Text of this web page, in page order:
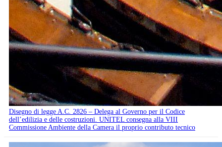
Disegno di legge A.C. 2826 – Delega al Governo per il Codice
dell’edilizia e delle costruzioni. UNITEL consegna alla VIII
Commissione Ambiente della Camera il proprio contributo tecnico